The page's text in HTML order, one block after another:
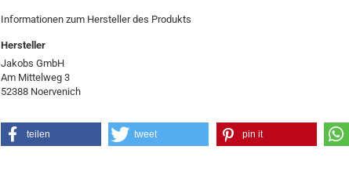
Informationen zum Hersteller des Produkts
Hersteller
Jakobs GmbH
Am Mittelweg 3
52388 Noervenich
teilen tweet pin it